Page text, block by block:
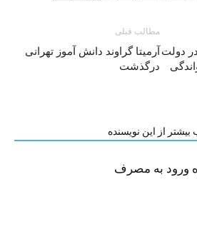
مطالب قبلی
آرمیتا گراوند دانش آموز تهرانی
درگذشت
دولت
از این نویسنده
ورود به مصرف